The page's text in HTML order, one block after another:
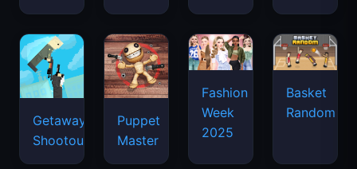
Getaway
Shootout
Puppet
Master
Fashion
Week
2025
Basket
Random